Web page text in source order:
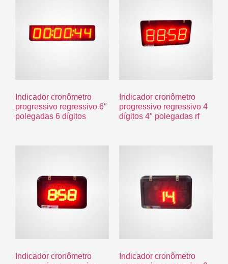
Indicador cronômetro
progressivo regressivo 6″
polegadas 6 dígitos
Indicador cronômetro
progressivo regressivo 4
dígitos 4″ polegadas rf
Indicador cronômetro
Indicador cronômetro